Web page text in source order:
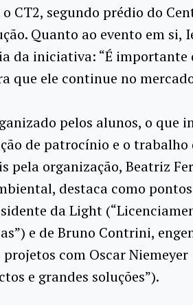
CT2, segundo prédio do
Quanto ao evento em si,
da iniciativa: “É importante
que ele continue no
pelos alunos, o que
de patrocínio e o
pela organização, Beatriz
destaca como
da Light
e de Bruno Contrini,
com Oscar Niemeyer
e grandes soluções”).